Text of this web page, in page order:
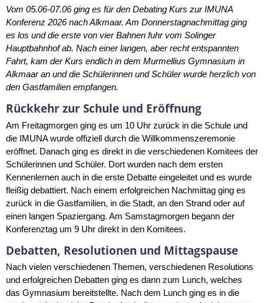
Vom 05.06-07.06 ging es für den Debating Kurs zur IMUNA
Konferenz 2026 nach Alkmaar. Am Donnerstagnachmittag ging
es los und die erste von vier Bahnen fuhr vom Solinger
Hauptbahnhof ab. Nach einer langen, aber recht entspannten
Fahrt, kam der Kurs endlich in dem Murmellius Gymnasium in
Alkmaar an und die Schülerinnen und Schüler wurde herzlich von
den Gastfamilien empfangen.
Rückkehr zur Schule und Eröffnung
Am Freitagmorgen ging es um 10 Uhr zurück in die Schule und
die IMUNA wurde offiziell durch die Willkommenszeremonie
eröffnet. Danach ging es direkt in die verschiedenen Komitees der
Schülerinnen und Schüler. Dort wurden nach dem ersten
Kennenlernen auch in die erste Debatte eingeleitet und es wurde
fleißig debattiert. Nach einem erfolgreichen Nachmittag ging es
zurück in die Gastfamilien, in die Stadt, an den Strand oder auf
einen langen Spaziergang. Am Samstagmorgen begann der
Konferenztag um 9 Uhr direkt in den Komitees.
Debatten, Resolutionen und Mittagspause
Nach vielen verschiedenen Themen, verschiedenen Resolutions
und erfolgreichen Debatten ging es dann zum Lunch, welches
das Gymnasium bereitstellte. Nach dem Lunch ging es in die